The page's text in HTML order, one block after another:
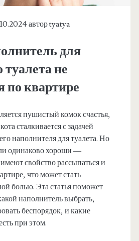
авторtyatya
для
не
по квартире
пушистый комок счастья,
сталкивается с задачей
наполнителя для туалета. Но
одинаково хороши —
свойство рассыпаться и
что может стать
болью. Эта статья поможет
наполнитель выбрать,
беспорядок, и какие
при этом.